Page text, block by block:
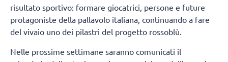
risultato sportivo: formare giocatrici, persone e future
protagoniste della pallavolo italiana, continuando a fare
del vivaio uno dei pilastri del progetto rossoblù.
Nelle prossime settimane saranno comunicati il